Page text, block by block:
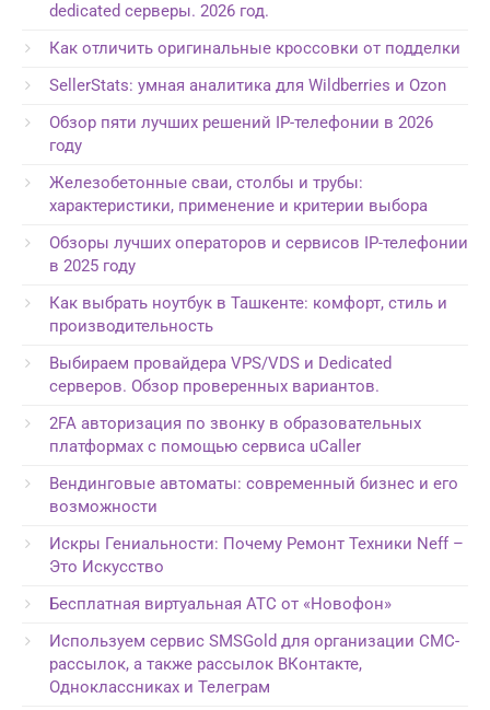
dedicated серверы. 2026 год.
Как отличить оригинальные кроссовки от подделки
SellerStats: умная аналитика для Wildberries и Ozon
Обзор пяти лучших решений IP-телефонии в 2026
году
Железобетонные сваи, столбы и трубы:
характеристики, применение и критерии выбора
Обзоры лучших операторов и сервисов IP-телефонии
в 2025 году
Как выбрать ноутбук в Ташкенте: комфорт, стиль и
производительность
Выбираем провайдера VPS/VDS и Dedicated
серверов. Обзор проверенных вариантов.
2FA авторизация по звонку в образовательных
платформах с помощью сервиса uCaller
Вендинговые автоматы: современный бизнес и его
возможности
Искры Гениальности: Почему Ремонт Техники Neff –
Это Искусство
Бесплатная виртуальная АТС от «Новофон»
Используем сервис SMSGold для организации СМС-
рассылок, а также рассылок ВКонтакте,
Одноклассниках и Телеграм